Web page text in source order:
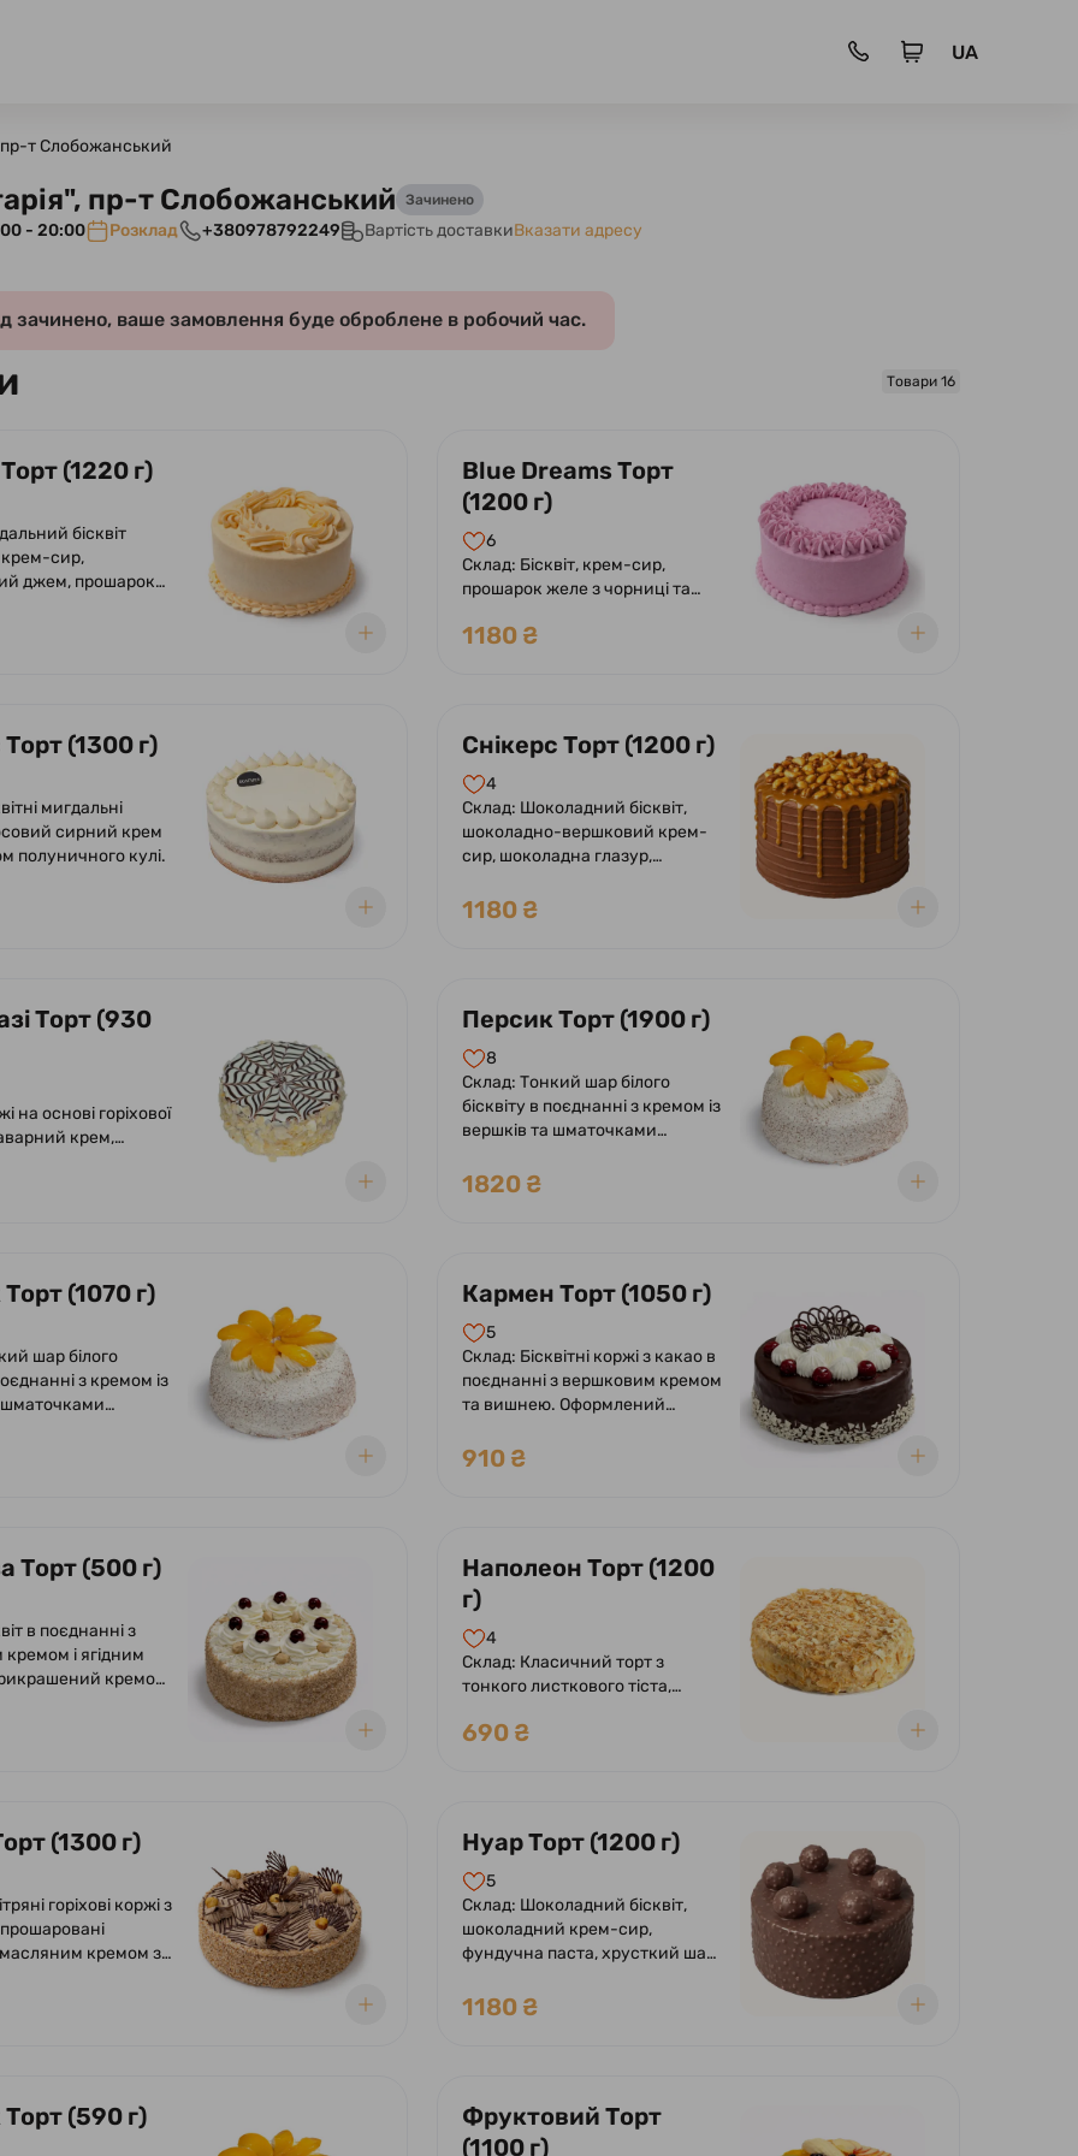
UA
пр-т Слобожанський
пр-т Слобожанський Зачинено
- 20:00 Розклад +380978792249 Вартість доставкиВказати адресу
зачинено, ваше замовлення буде оброблене в робочий час.
Товари 16
(1220 г)
бісквіт
сир,
джем, прошарок
Blue Dreams Торт
(1200 г)
6
Склад: Бісквіт, крем-сир,
прошарок желе з чорниці та
1180 ₴
(1300 г)
мигдальні
сирний крем
полуничного кулі.
Снікерс Торт (1200 г)
4
Склад: Шоколадний бісквіт,
шоколадно-вершковий крем-
сир, шоколадна глазур,
арахіс, нуга. Оформлений
1180 ₴
Торт (930
на основі горіхової
крем,
Персик Торт (1900 г)
8
Склад: Тонкий шар білого
бісквіту в поєднанні з кремом із
вершків та шматочками
ванільному суфле. Оформлений
1820 ₴
(1070 г)
шар білого
з кремом із
шматочками
суфле. Оформлений
Кармен Торт (1050 г)
5
Склад: Бісквітні коржі з какао в
поєднанні з вершковим кремом
та вишнею. Оформлений
вершків та вишнею.
910 ₴
Торт (500 г)
в поєднанні з
і ягідним
кремом
Наполеон Торт (1200
г)
4
Склад: Класичний торт з
тонкого листкового тіста,
690 ₴
(1300 г)
горіхові коржі з
кремом з
кремом,
Нуар Торт (1200 г)
5
Склад: Шоколадний бісквіт,
шоколадний крем-сир,
фундучна паста, хрусткий шар
роялтину, глазур гурме з
1180 ₴
(590 г)
Фруктовий Торт
(1100 г)